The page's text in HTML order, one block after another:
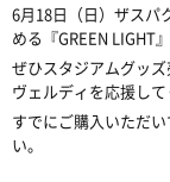
6月18日（日）ザスパ
める『GREEN LIGHT
ぜひスタジアムグッ
ヴェルディを応援して
すでにご購入いただ
い。